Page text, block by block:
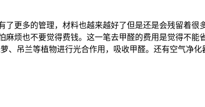
更多的管理，材料也越来越好了但是还是会残留着
烦也不要觉得费钱。这一笔去甲醛的费用是觉得不能
吊兰等植物进行光合作用，吸收甲醛。还有空气净化